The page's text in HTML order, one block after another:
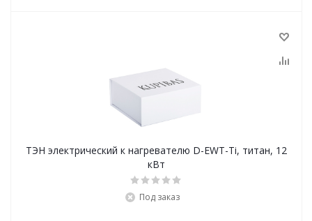
ТЭН электрический к нагревателю D-EWT-Ti, титан, 12
кВт
Под заказ